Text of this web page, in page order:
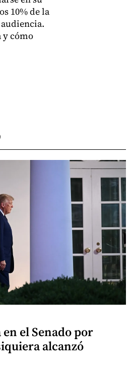
10% de la
y cómo
en el Senado por
alcanzó